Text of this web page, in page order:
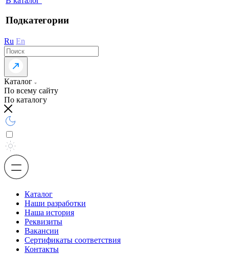
Подкатегории
Ru En
Каталог
По всему сайту
По каталогу
Каталог
Наши разработки
Наша история
Реквизиты
Вакансии
Сертификаты соответствия
Контакты